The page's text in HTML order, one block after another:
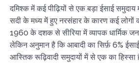
दमिश्क में कई पीढ़ियों से एक बड़ा ईसाई
सदी के मध्य में हुए नरसंहार के कारण कई लोगों
1960 के दशक से सीरिया में व्यापक धार्मिक
लेकिन अनुमान है कि आबादी का सिर्फ़ 6%
आस्तिक रूढ़िवादी समुदायों में से एक का हिस्सा